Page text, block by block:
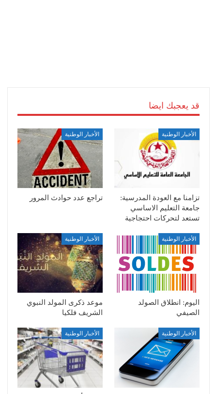
قد يعجبك ايضا
الأخبار الوطنية
تزامنا مع العودة المدرسية:
جامعة التعليم الاساسي
تستعد لتحركات احتجاجية
الأخبار الوطنية
تراجع عدد حوادث المرور
الأخبار الوطنية
اليوم: انطلاق الصولد
الصيفي
الأخبار الوطنية
موعد ذكرى المولد النبوي
الشريف فلكيا
الأخبار الوطنية الأخبار الوطنية